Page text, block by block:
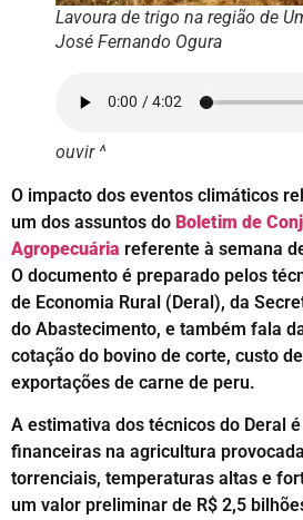
Lavoura de trigo na região de
José Fernando Ogura
ouvir ^
O impacto dos eventos climáticos
um dos assuntos do Boletim de
Agropecuária referente à semana
O documento é preparado pelos
de Economia Rural (Deral), da
do Abastecimento, e também fala
cotação do bovino de corte, custo
exportações de carne de peru.
A estimativa dos técnicos do Deral
financeiras na agricultura
torrenciais, temperaturas altas e
um valor preliminar de R$ 2,5